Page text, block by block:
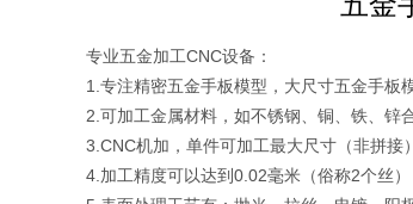
专业五金加工CNC设备：
1.专注精密五金手板模型，大尺寸五金手板
2.可加工金属材料，如不锈钢、铜、铁、锌
3.CNC机加，单件可加工最大尺寸（非拼接
4.加工精度可以达到0.02毫米（俗称2个丝）